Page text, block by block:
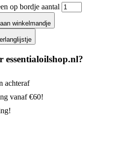
op bordje aantal
winkelmandje
essentialoilshop.nl?
achteraf
vanaf €60!